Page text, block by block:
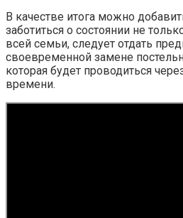
В качестве итога можно
заботиться о состоянии не
всей семьи, следует отдать
своевременной замене
которая будет проводиться
времени.